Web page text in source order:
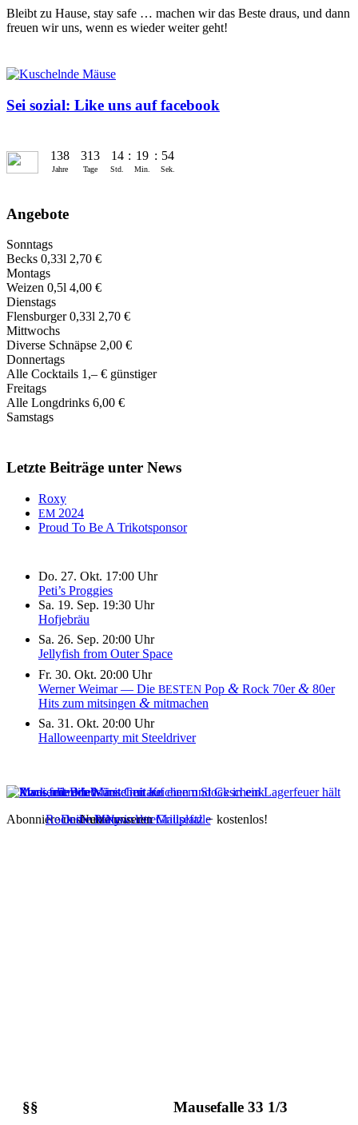
Bleibt zu Hause, stay safe … machen wir das Beste draus, und dann
freuen wir uns, wenn es wieder weit­er geht!
Sei sozial: Like uns auf facebook
138 313 14 : 19 : 54
Jahre Tage Std. Min. Sek.
Angebote
Sonntags
Becks 0,33l 2,70 €
Montags
Weizen 0,5l 4,00 €
Dienstags
Flensburger 0,33l 2,70 €
Mittwochs
Diverse Schnäpse 2,00 €
Donnertags
Alle Cocktails 1,‒ € günstiger
Freitags
Alle Longdrinks 6,00 €
Samstags
Letzte Beiträge unter News
Roxy
EM 2024
Proud To Be A Trikotsponsor
Do. 27. Okt. 17:00 Uhr
Peti’s Proggies
Sa. 19. Sep. 19:30 Uhr
Hofjebräu
Sa. 26. Sep. 20:00 Uhr
Jellyfish from Outer Space
Fr. 30. Okt. 20:00 Uhr
Werner Weimar — Die BESTEN Pop & Rock 70er& 80er
Hits zum mitsingen & mitmachen
Sa. 31. Okt. 20:00 Uhr
Halloweenparty mit Steeldriver
Abonniere unserenNewsletter
Deine Party in der Mausefalle
Nutze unserenGrillplatz− kostenlos!
Rock die Maus
§§ Mausefalle 33 1/3